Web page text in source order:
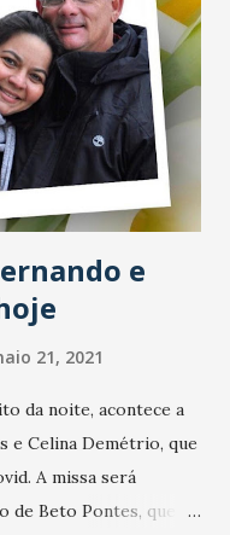
e
21, 2021
da noite, acontece a
e Celina Demétrio, que
A missa será
Beto Pontes, que